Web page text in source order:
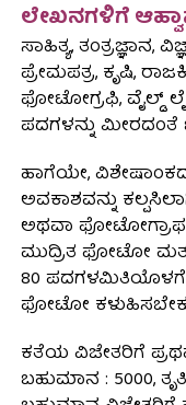
ಲೇಖನಗಳಿಗೆ
ಸಾಹಿತ್ಯ,
ಪ್ರೇಮಪತ್ರ, ಕೃಷಿ,
ಫೋಟೋಗ್ರಫಿ, ವೈಲ್ಡ್
ಪದಗಳನ್ನು ಮೀರದಂತೆ
ಹಾಗೆಯೇ,
ಅವಕಾಶವನ್ನು
ಅಥವಾ
ಮುದ್ರಿತ ಫೋಟೋ
80 ಪದಗಳಮಿತಿಯೊಳಗೆ
ಫೋಟೋ
ಕತೆಯ ವಿಜೇತರಿಗೆ
ಬಹುಮಾನ : 5000,